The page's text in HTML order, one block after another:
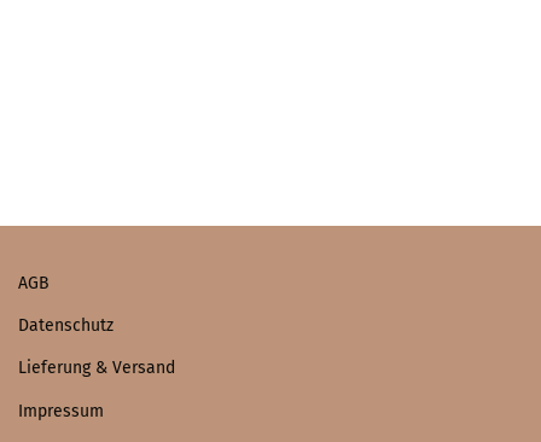
AGB
Datenschutz
Lieferung & Versand
Impressum